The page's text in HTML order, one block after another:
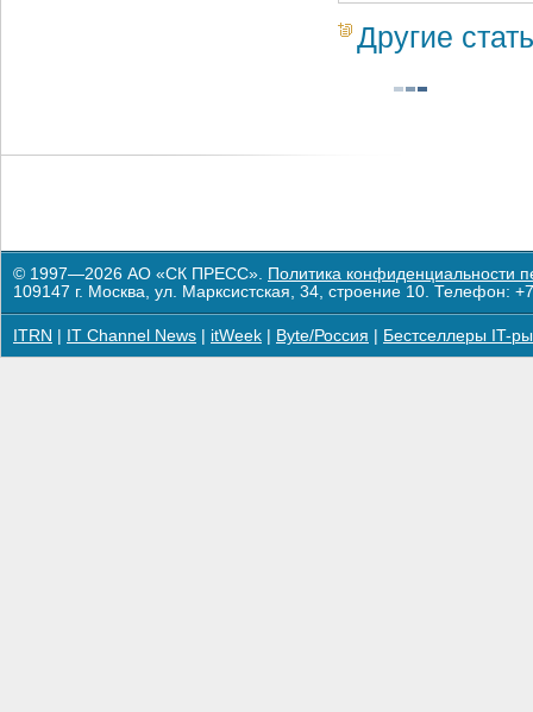
Другие
© 1997—2026 АО «СК ПРЕСС». Политика конфиденциальности
109147 г. Москва, ул. Марксистская, 34, строение 10. Телефон:
ITRN IT Channel News itWeek Byte/Россия Бестселлеры IT-